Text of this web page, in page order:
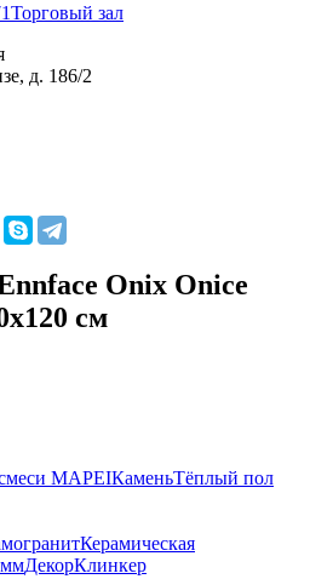
Торговый зал
д. 186/2
Onix Onice
см
MAPEIКаменьТёплый пол
Керамическая
ДекорКлинкер